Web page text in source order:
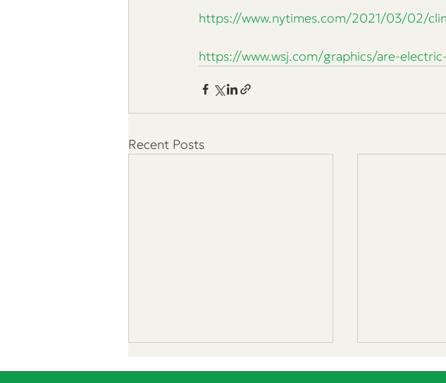
https://www.nytimes.com/2021/03/02/
https://www.wsj.com/graphics/are-
Recent Posts